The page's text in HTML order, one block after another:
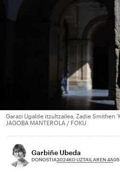
Garazi Ugalde itzultzailea, Zadie Smithen
JAGOBA MANTEROLA / FOKU
Garbiñe Ubeda
DONOSTIA2024KO UZTAILAREN 4A